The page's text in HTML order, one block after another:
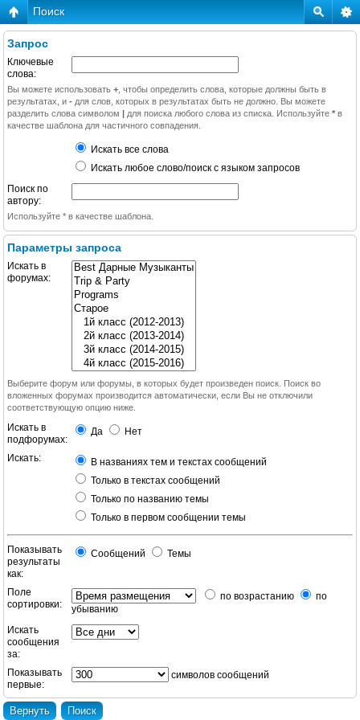
Поиск
Запрос
Ключевые
слова:
Вы можете использовать + , чтобы определить слова, которые должны быть в
результатах, и - для слов, которых в результатах быть не должно. Вы можете
разделить слова символом | для поиска любого слова из списка. Используйте * в
качестве шаблона для частичного совпадения.
Искать все слова
Искать любое слово/поиск с языком запросов
Поиск по
автору:
Используйте * в качестве шаблона.
Параметры запроса
Искать в
форумах:
Выберите форум или форумы, в которых будет произведен поиск. Поиск во
вложенных форумах производится автоматически, если Вы не отключили
соответствующую опцию ниже.
Искать в
подфорумах:
Да Нет
Искать:
В названиях тем и текстах сообщений
Только в текстах сообщений
Только по названию темы
Только в первом сообщении темы
Показывать
результаты
как:
Сообщений Темы
Поле
сортировки:
по возрастанию
по
убыванию
Искать
сообщения
за:
Показывать
первые:
символов сообщений